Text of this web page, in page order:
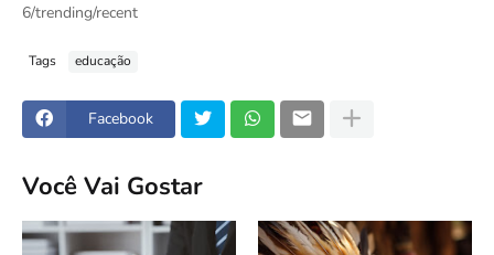
6/trending/recent
Tags educação
Facebook
Você Vai Gostar